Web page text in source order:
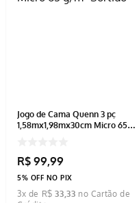
Jogo de Cama Quenn 3 pç
1,58mx1,98mx30cm Micro 65
R$ 99,99
5% OFF NO PIX
3x de R$ 33 ,33